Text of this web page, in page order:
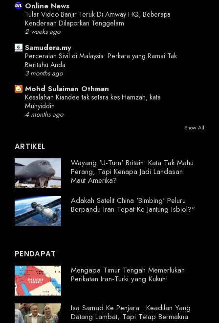
Online News
Tular Video Banjir Teruk Di Amway HQ, Beberapa
Kenderaan Dilaporkan Tenggelam
2 weeks ago
Samudera.my
Perceraian Sivil di Malaysia: Perkara yang Ramai Tak
Beritahu Anda
3 months ago
Mohd Sulaiman Othman
Kesalahan Kiandee tak setara kes Hamzah, kata
Muhyiddin
4 months ago
Show All
ARTIKEL
Wayang 'U-Turn' Britain: Kata Tak Mahu
Perang, Tapi Kenapa Jadi Landasan
Maut Amerika?
Adakah Satelit China 'Bimbing' Peluru
Berpandu Iran Tepat Ke Jantung Isbiol?"
PENDAPAT
Mengapa Timur Tengah Memerlukan
Perikatan Iran-Turki yang Kukuh!
Isa Samad Ke Penjara : Keadilan Yang
Datang Lambat, Tapi Tetap Bermakna